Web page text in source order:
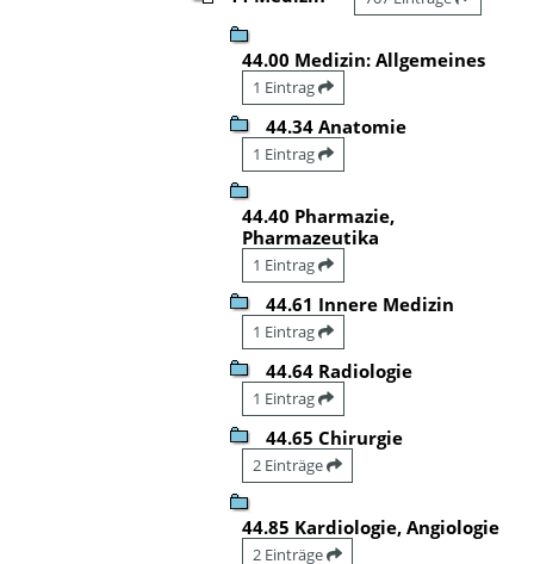
44.00 Medizin: Allgemeines
1 Eintrag
44.34 Anatomie
1 Eintrag
44.40 Pharmazie,
Pharmazeutika
1 Eintrag
44.61 Innere Medizin
1 Eintrag
44.64 Radiologie
1 Eintrag
44.65 Chirurgie
2 Einträge
44.85 Kardiologie, Angiologie
2 Einträge